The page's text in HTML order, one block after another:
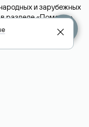
и зарубежных
разделе «Помощь».